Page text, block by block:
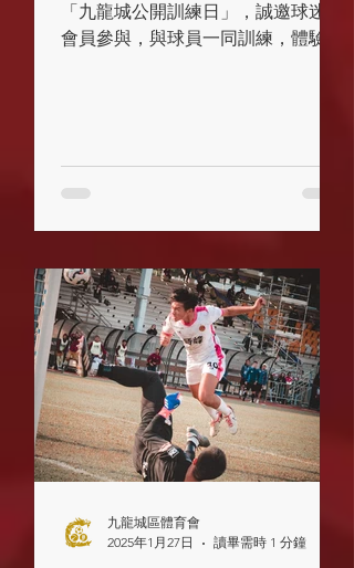
「九龍城公開訓練日」，誠邀球迷會
會員參與，與球員一同訓練，體驗職
九龍城區體育會
2025年1月27日
讀畢需時 1 分鐘